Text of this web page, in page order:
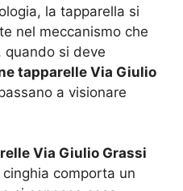
la tapparella si
nel meccanismo che
quando si deve
tapparelle Via Giulio
a visionare
Via Giulio Grassi
comporta un